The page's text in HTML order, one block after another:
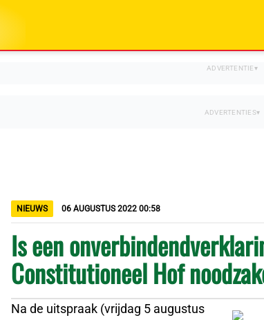
NIEUWS 06 AUGUSTUS 2022 00:58
Is een
Constitutioneel Hof
Na de uitspraak (vrijdag 5 augustus